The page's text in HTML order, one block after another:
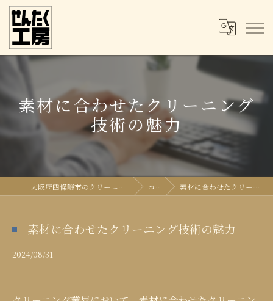
素材に合わせたクリーニング
技術の魅力
大阪府四條畷市のクリーニングならせんたく工房 コラム 素材に合わせたクリーニング技術の魅力
素材に合わせたクリーニング技術の魅力
2024/08/31